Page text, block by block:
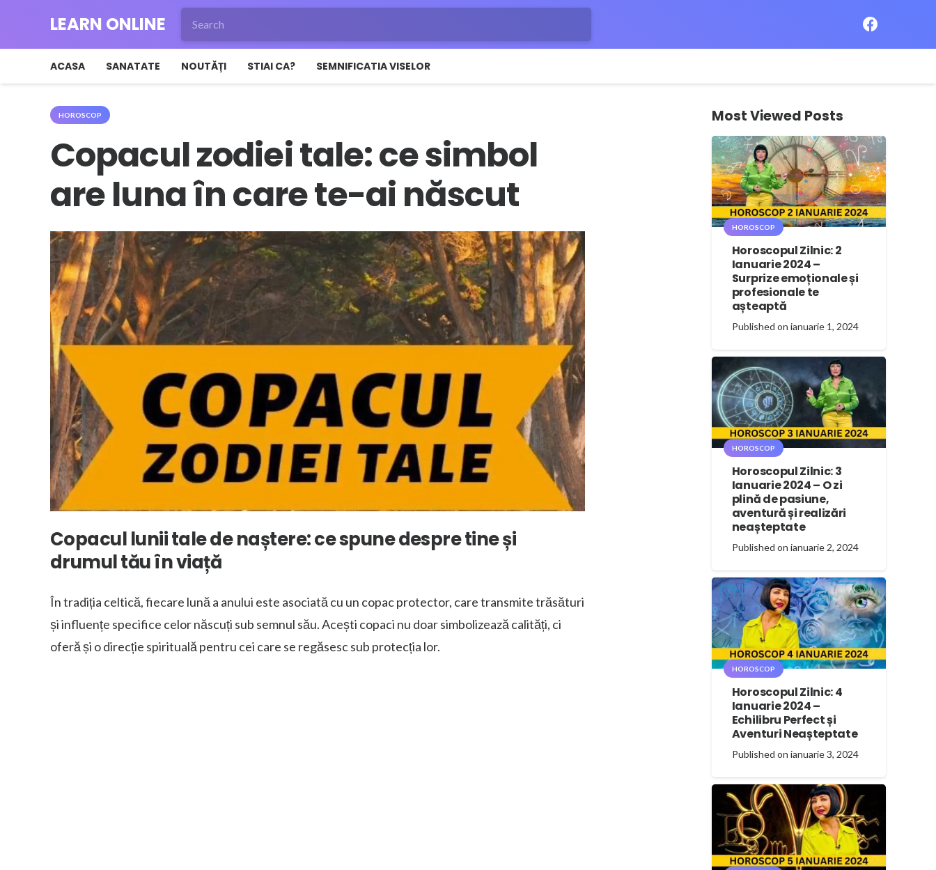
LEARN ONLINE
ACASA SANATATE NOUTĂȚI STIAI CA? SEMNIFICATIA VISELOR
HOROSCOP
Copacul zodiei tale: ce simbol
are luna în care te-ai născut
Copacul lunii tale de naștere: ce spune despre tine și
drumul tău în viață
În tradiția celtică, fiecare lună a anului este asociată cu un copac protector, care transmite trăsături
și influențe specifice celor născuți sub semnul său. Acești copaci nu doar simbolizează calități, ci
oferă și o direcție spirituală pentru cei care se regăsesc sub protecția lor.
Most Viewed Posts
HOROSCOP
Horoscopul Zilnic: 2
Ianuarie 2024 –
Surprize emoționale și
profesionale te
așteaptă
Published on ianuarie 1, 2024
HOROSCOP
Horoscopul Zilnic: 3
Ianuarie 2024 – O zi
plină de pasiune,
aventură și realizări
neașteptate
Published on ianuarie 2, 2024
HOROSCOP
Horoscopul Zilnic: 4
Ianuarie 2024 –
Echilibru Perfect și
Aventuri Neașteptate
Published on ianuarie 3, 2024